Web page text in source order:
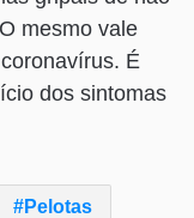
mesmo vale
É
dos sintomas
Pelotas